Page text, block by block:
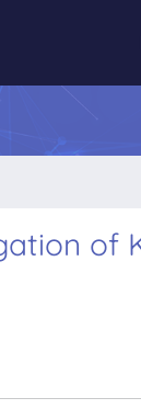
of